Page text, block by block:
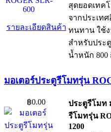
รายละเอียดสินค้า
สุดยอดเทค
จากประเท
ทนทาน ใช้
สำหรับประ
น้ำหนัก 800
มอเตอร์ประตูรีโมทรุ่น
฿0.00
ประตูรีโมท
รีโมทรุ่น
1200